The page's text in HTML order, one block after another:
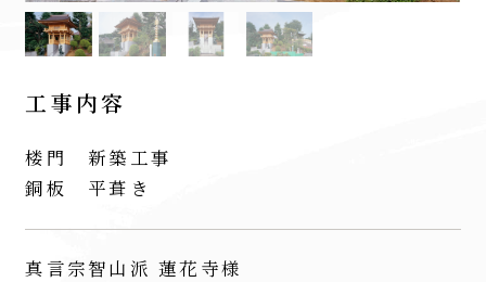
工事内容
楼門 新築工事
銅板 平葺き
真言宗智山派 蓮花寺様